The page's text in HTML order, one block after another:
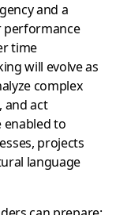
and a
time
will evolve as
complex
and act
enabled to
projects
language